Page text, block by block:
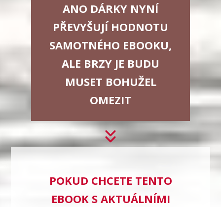
ANO DÁRKY NYNÍ
PŘEVYŠUJÍ HODNOTU
SAMOTNÉHO EBOOKU,
ALE BRZY JE BUDU
MUSET BOHUŽEL
OMEZIT
POKUD CHCETE TENTO
EBOOK S AKTUÁLNÍMI